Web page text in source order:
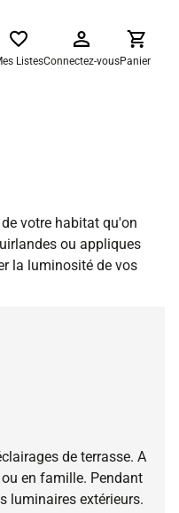
ListesConnectez-vousPanier
votre habitat qu'on
ou appliques
la luminosité de vos
de terrasse. A
en famille. Pendant
luminaires extérieurs.